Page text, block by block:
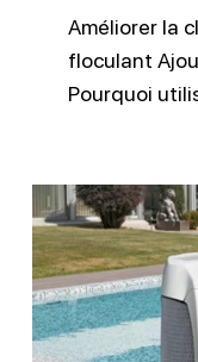
Améliorer la
floculant
Pourquoi
Contrôler
et
entretenir
ses